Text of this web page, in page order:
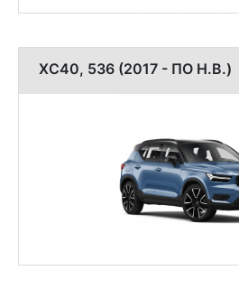
XC40, 536 (2017 - ПО Н.В.)